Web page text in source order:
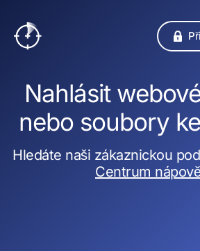
Nahlásit
nebo soubory
Hledáte naši zákaznickou
Centrum